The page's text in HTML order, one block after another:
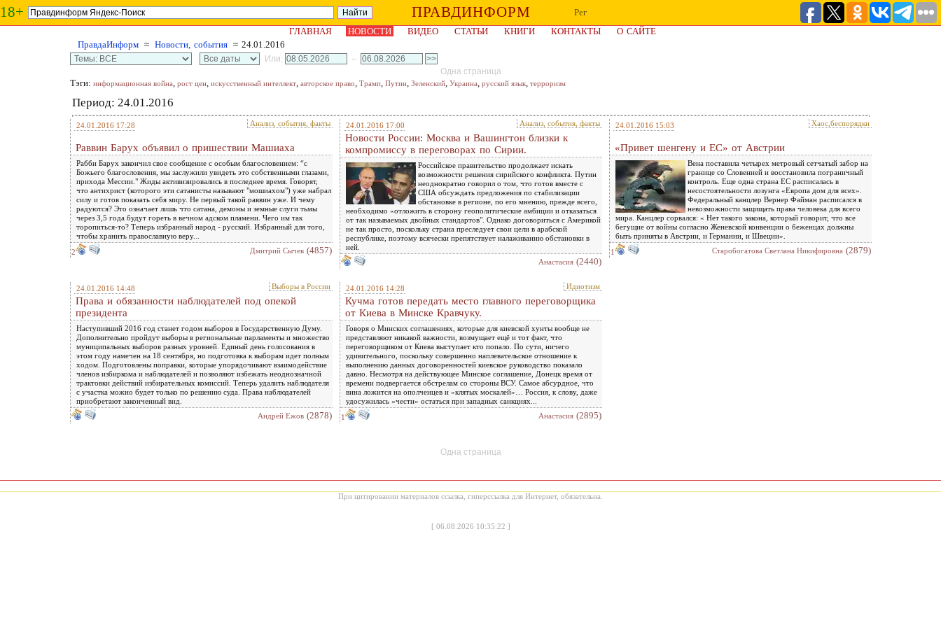
18+ ПРАВДИНФОРМ
Рег
ГЛАВНАЯ
НОВОСТИ ВИДЕО СТАТЬИ КНИГИ КОНТАКТЫ
О САЙТЕ
ПравдаИнформ ≈ Новости, события ≈ 24.01.2016
Или:
–
Одна страница
Тэги: информационная война, рост цен, искусственный интеллект, авторское право, Трамп, Путин, Зеленский, Украина, русский язык, терроризм
Период: 24.01.2016
24.01.2016 17:28 Анализ, события, факты
Раввин Барух объявил о пришествии Машиаха
Рабби Барух закончил свое сообщение с особым благословением: “с
Божьего благословения, мы заслужили увидеть это собственными глазами,
прихода Мессии." Жиды активизировались в последнее время. Говорят,
что антихрист (которого эти сатанисты называют "мошиахом") уже набрал
силу и готов показать себя миру. Не первый такой раввин уже. И чему
радуются? Это означает лишь что сатана, демоны и земные слуги тьмы
через 3,5 года будут гореть в вечном адском пламени. Чего им так
торопиться-то? Теперь избранный народ - русский. Избранный для того,
чтобы хранить православную веру...
2
Дмитрий Сычев (4857)
24.01.2016 17:00 Анализ, события, факты
Новости России: Москва и Вашингтон близки к
компромиссу в переговорах по Сирии.
Российское правительство продолжает искать
возможности решения сирийского конфликта. Путин
неоднократно говорил о том, что готов вместе с
США обсуждать предложения по стабилизации
обстановке в регионе, по его мнению, прежде всего,
необходимо «отложить в сторону геополитические амбиции и отказаться
от так называемых двойных стандартов". Однако договориться с Америкой
не так просто, поскольку страна преследует свои цели в арабской
республике, поэтому всячески препятствует налаживанию обстановки в
ней.
Анастасия (2440)
24.01.2016 15:03 Хаос,беспорядки
«Привет шенгену и ЕС» от Австрии
Вена поставила четырех метровый сетчатый забор на
границе со Словенией и восстановила пограничный
контроль. Еще одна страна ЕС расписалась в
несостоятельности лозунга «Европа дом для всех».
Федеральный канцлер Вернер Файман расписался в
невозможности защищать права человека для всего
мира. Канцлер сорвался: « Нет такого закона, который говорит, что все
бегущие от войны согласно Женевской конвенции о беженцах должны
быть приняты в Австрии, и Германии, и Швеции».
1
Старобогатова Светлана Никифировна (2879)
24.01.2016 14:48 Выборы в России
Права и обязанности наблюдателей под опекой
президента
Наступивший 2016 год станет годом выборов в Государственную Думу.
Дополнительно пройдут выборы в региональные парламенты и множество
муниципальных выборов разных уровней. Единый день голосования в
этом году намечен на 18 сентября, но подготовка к выборам идет полным
ходом. Подготовлены поправки, которые упорядочивают взаимодействие
членов избиркома и наблюдателей и позволяют избежать неоднозначной
трактовки действий избирательных комиссий. Теперь удалить наблюдателя
с участка можно будет только по решению суда. Права наблюдателей
приобретают законченный вид.
Андрей Ежов (2878)
24.01.2016 14:28 Идиотизм
Кучма готов передать место главного переговорщика
от Киева в Минске Кравчуку.
Говоря о Минских соглашениях, которые для киевской хунты вообще не
представляют никакой важности, возмущает ещё и тот факт, что
переговорщиком от Киева выступает кто попало. По сути, ничего
удивительного, поскольку совершенно наплевательское отношение к
выполнению данных договоренностей киевское руководство показало
давно. Несмотря на действующее Минское соглашение, Донецк время от
времени подвергается обстрелам со стороны ВСУ. Самое абсурдное, что
вина ложится на ополченцев и «клятых москалей»… Россия, к слову, даже
удосужилась «чести» остаться при западных санкциях...
1
Анастасия (2895)
Одна страница
При цитировании материалов ссылка, гиперссылка для Интернет, обязательна.
[ 06.08.2026 10:35:22 ]